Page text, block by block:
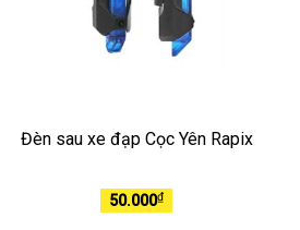
Đèn sau xe đạp Cọc Yên Rapix
50.000₫